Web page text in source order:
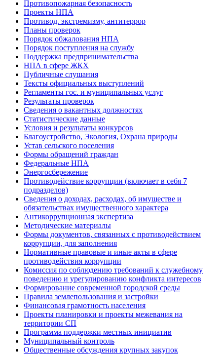
Противопожарная безопасность
Проекты НПА
Противод. экстремизму, антитеррор
Планы проверок
Порядок обжалования НПА
Порядок поступления на службу
Поддержка предпринимательства
НПА в сфере ЖКХ
Публичные слушания
Тексты официальных выступлений
Регламенты гос. и муниципальных услуг
Результаты проверок
Сведения о вакантных должностях
Статистические данные
Условия и результаты конкурсов
Благоустройство, Экология, Охрана природы
Устав сельского поселения
Формы обращений граждан
Федеральные НПА
Энергосбережение
Противодействие коррупции (включает в себя 7
подразделов)
Сведения о доходах, расходах, об имуществе и
обязательствах имущественного характера
Антикоррупционная экспертиза
Методические материалы
Формы документов, связанных с противодействием
коррупции, для заполнения
Нормативные правовые и иные акты в сфере
противодействия коррупции
Комиссия по соблюдению требований к служебному
поведению и урегулированию конфликта интересов
Формирование современной городской среды
Правила землепользования и застройки
Финансовая грамотность населения
Проекты планировки и проекты межевания на
территории СП
Программа поддержки местных инициатив
Муниципальный контроль
Общественные обсуждения крупных закупок